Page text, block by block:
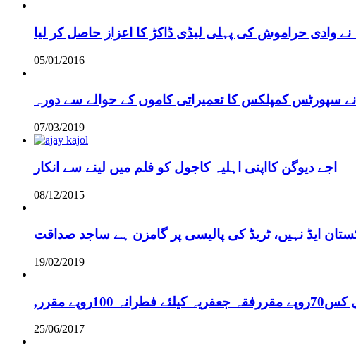
وادی حراموش کی پہلی لیڈی ڈاکڑ کا اعزاز حاصل کر لیا
05/01/2016
سپورٹس کمپلکس کا تعمیراتی کاموں کے حوالے سے دورہ
07/03/2019
اجے دیوگن کااپنی اہلیہ کاجول کو فلم میں لینے سے انکار
08/12/2015
ایڈ نہیں، ٹریڈ کی پالیسی پر گامزن ہے ساجد صداقت
19/02/2019
مقرر
25/06/2017